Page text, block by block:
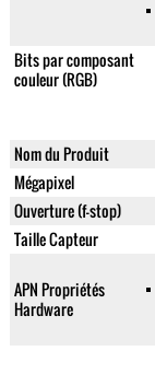
Bits par composant
couleur (RGB)
Nom du Produit
Mégapixel
Ouverture (f-stop)
Taille Capteur
APN Propriétés
Hardware